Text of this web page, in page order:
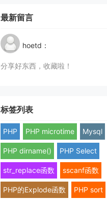
最新留言
hoetd：
分享好东西，收藏啦！
标签列表
PHP PHP microtime Mysql
PHP dirname() PHP Select
str_replace函数 sscanf函数
PHP的Explode函数 PHP sort